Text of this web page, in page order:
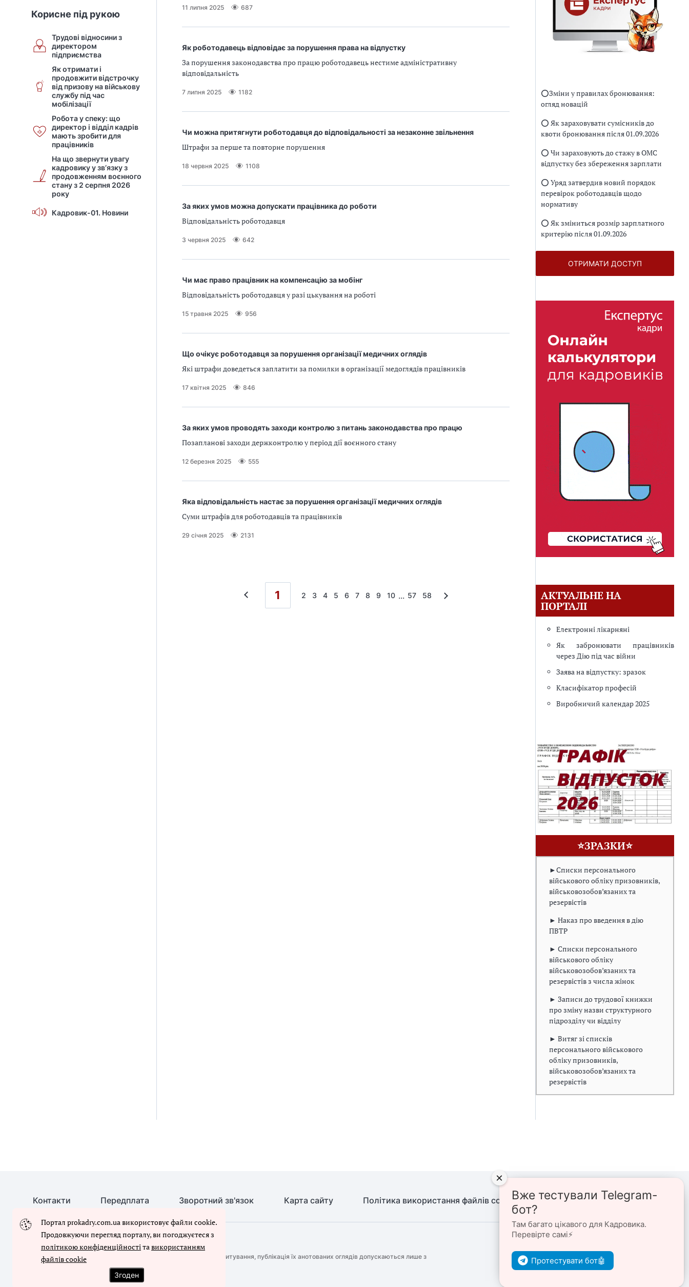
Корисне під рукою
Трудові відносини з
директором
підприємства
Як отримати і
продовжити відстрочку
від призову на військову
службу під час
мобілізації
Робота у спеку: що
директор і відділ кадрів
мають зробити для
працівників
На що звернути увагу
кадровику у зв’язку з
продовженням воєнного
стану з 2 серпня 2026
року
Кадровик-01. Новини
11 липня 2025 687
Як роботодавець відповідає за порушення права на відпустку
За порушення законодавства про працю роботодавець нестиме адміністративну
відповідальність
7 липня 2025 1182
Чи можна притягнути роботодавця до відповідальності за незаконне звільнення
Штрафи за перше та повторне порушення
18 червня 2025 1108
За яких умов можна допускати працівника до роботи
Відповідальність роботодавця
3 червня 2025 642
Чи має право працівник на компенсацію за мобінг
Відповідальність роботодавця у разі цькування на роботі
15 травня 2025 956
Що очікує роботодавця за порушення організації медичних оглядів
Які штрафи доведеться заплатити за помилки в організації медоглядів працівників
17 квітня 2025 846
За яких умов проводять заходи контролю з питань законодавства про працю
Позапланові заходи держконтролю у період дії воєнного стану
12 березня 2025 555
Яка відповідальність настає за порушення організації медичних оглядів
Суми штрафів для роботодавців та працівників
29 січня 2025 2131
1 2 3 4 5 6 7 8 9 10 ... 57 58
⭕️Зміни у правилах бронювання:
огляд новацій
⭕️ Як зараховувати сумісників до
квоти бронювання після 01.09.2026
⭕️ Чи зараховують до стажу в ОМС
відпустку без збереження зарплати
⭕️ Уряд затвердив новий порядок
перевірок роботодавців щодо
нормативу
⭕️ Як зміниться розмір зарплатного
критерію після 01.09.2026
ОТРИМАТИ ДОСТУП
АКТУАЛЬНЕ НА
ПОРТАЛІ
Електронні лікарняні
Як забронювати працівників
через Дію під час війни
Заява на відпустку: зразок
Класифікатор професій
Виробничий календар 2025
⭐ЗРАЗКИ⭐
►Списки персонального
військового обліку призовників,
військовозобов’язаних та
резервістів
► Наказ про введення в дію
ПВТР
► Списки персонального
військового обліку
військовозобов’язаних та
резервістів з числа жінок
► Записи до трудової книжки
про зміну назви структурного
підрозділу чи відділу
► Витяг зі списків
персонального військового
обліку призовників,
військовозобов’язаних та
резервістів
Контакти Передплата Зворотний зв'язок Карта сайту Політика використання файлів cookie Політика конфіденційності
© Кадровик-01, 2026. Усі права захищено
Повне або часткове копіювання будь-яких матеріалів сайту, цитування, публікація їх анотованих оглядів допускаються лише з
письмового дозволу редакції сайту
Портал prokadry.com.ua використовує файли cookie.
Продовжуючи перегляд порталу, ви погоджуєтеся з
політикою конфіденційностітавикористанням
файлів cookie
Згоден
Вже тестували Telegram-
бот?
Там багато цікавого для Кадровика.
Перевірте самі⚡️
Протестувати бот🤖
×